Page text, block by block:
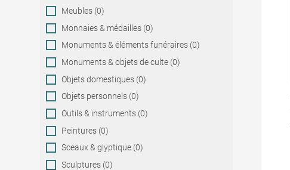
Meubles (0)
Monnaies & médailles (0)
Monuments & éléments funéraires (0)
Monuments & objets de culte (0)
Objets domestiques (0)
Objets personnels (0)
Outils & instruments (0)
Peintures (0)
Sceaux & glyptique (0)
Sculptures (0)